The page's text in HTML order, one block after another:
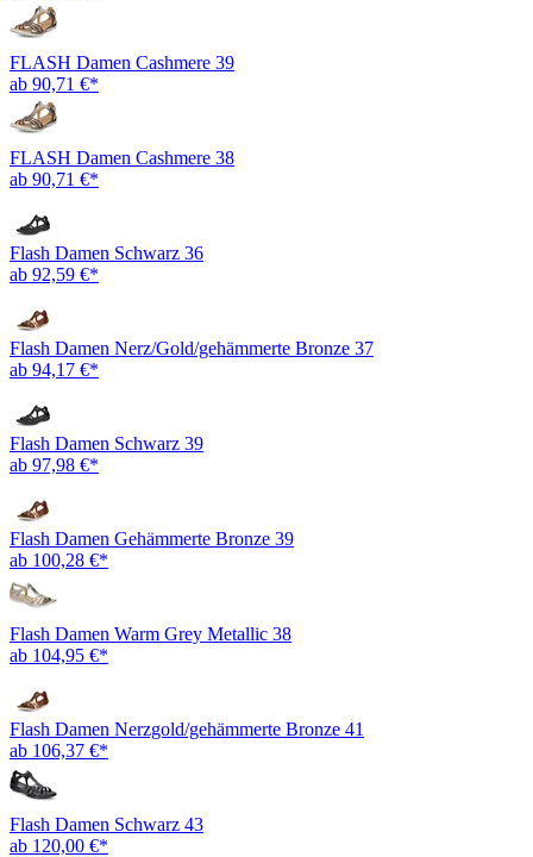
FLASH Damen Cashmere 39
ab 90,71 €*
FLASH Damen Cashmere 38
ab 90,71 €*
Flash Damen Schwarz 36
ab 92,59 €*
Flash Damen Nerz/Gold/gehämmerte Bronze 37
ab 94,17 €*
Flash Damen Schwarz 39
ab 97,98 €*
Flash Damen Gehämmerte Bronze 39
ab 100,28 €*
Flash Damen Warm Grey Metallic 38
ab 104,95 €*
Flash Damen Nerzgold/gehämmerte Bronze 41
ab 106,37 €*
Flash Damen Schwarz 43
ab 120,00 €*